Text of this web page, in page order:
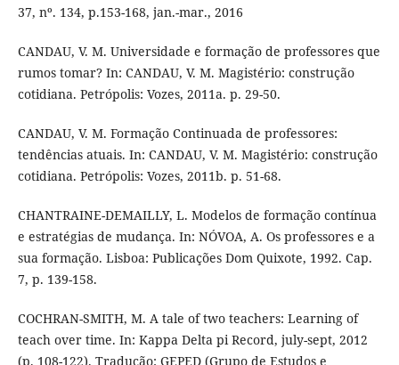
37, nº. 134, p.153-168, jan.-mar., 2016
CANDAU, V. M. Universidade e formação de professores que
rumos tomar? In: CANDAU, V. M. Magistério: construção
cotidiana. Petrópolis: Vozes, 2011a. p. 29-50.
CANDAU, V. M. Formação Continuada de professores:
tendências atuais. In: CANDAU, V. M. Magistério: construção
cotidiana. Petrópolis: Vozes, 2011b. p. 51-68.
CHANTRAINE-DEMAILLY, L. Modelos de formação contínua
e estratégias de mudança. In: NÓVOA, A. Os professores e a
sua formação. Lisboa: Publicações Dom Quixote, 1992. Cap.
7, p. 139-158.
COCHRAN-SMITH, M. A tale of two teachers: Learning of
teach over time. In: Kappa Delta pi Record, july-sept, 2012
(p. 108-122). Tradução: GEPED (Grupo de Estudos e